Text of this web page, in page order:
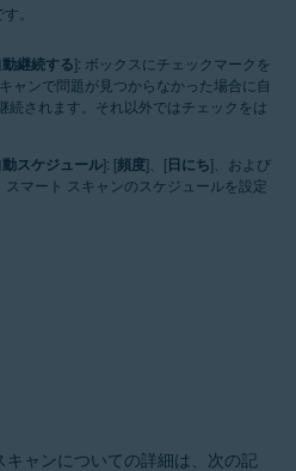
。
継続する]: ボックスにチェックマークを
ャンで問題が見つからなかった場合に自
続されます。それ以外ではチェックをは
スケジュール]: [頻度]、[日にち]、および
スマート スキャンのスケジュールを設定
ャンについての詳細は、次の記